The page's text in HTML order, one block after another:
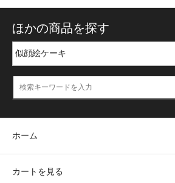
ほかの商品を探す
ホーム
カートを見る